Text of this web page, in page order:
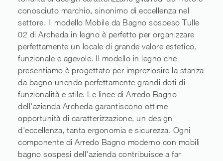
conosciuto marchio, sinonimo di eccellenza nel
settore. Il modello Mobile da Bagno sospeso Tulle
02 di Archeda in legno è perfetto per organizzare
perfettamente un locale di grande valore estetico,
funzionale e agevole. Il modello in legno che
presentiamo è progettato per impreziosire la stanza
da bagno unendo perfettamente grandi doti di
funzionalità e stile. Le linee di Arredo Bagno
dell'azienda Archeda garantiscono ottime
opportunità di caratterizzazione, un design
d'eccellenza, tanta ergonomia e sicurezza. Ogni
componente di Arredo Bagno moderno con mobili
bagno sospesi dell'azienda contribuisce a far